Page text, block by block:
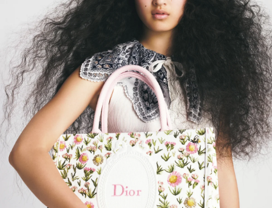
会員登録
Log in or Sign up
SPUR読者のためのメンバーシッププログラム
「The SPUR Club」。便利な機能と特典を無料で楽し
めます。
ログイン・新規会員登録